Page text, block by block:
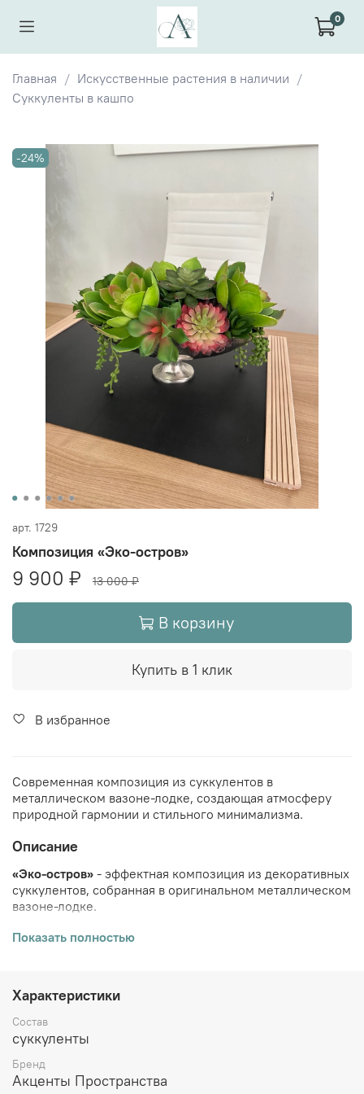
0
Главная
Искусственные растения в наличии
Суккуленты в кашпо
-24%
арт. 1729
Композиция «Эко-остров»
9 900 ₽ 13 000 ₽
В корзину
Купить в 1 клик
В избранное
Современная композиция из суккулентов в
металлическом вазоне-лодке, создающая атмосферу
природной гармонии и стильного минимализма.
Описание
«Эко-остров» - эффектная композиция из декоративных
суккулентов, собранная в оригинальном металлическом
вазоне-лодке.
Разнообразие форм, фактур и оттенков зелёного
делают композицию особенно выразительной.
Благодаря вытянутой форме вазона композиция
идеально подходит для оформления журнальных
столиков, обеденных зон, консолей, офисных
пространств и переговорных комнат. Она выглядит
Показать полностью
Характеристики
Состав
суккуленты
Бренд
Акценты Пространства